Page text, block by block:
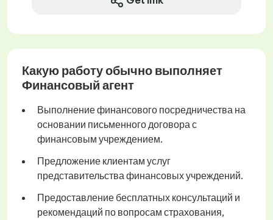
Какую работу обычно выполняет
Финансовый агент
Выполнение финансового посредничества на
основании письменного договора с
финансовым учреждением.
Предложение клиентам услуг
представительства финансовых учреждений.
Предоставление бесплатных консультаций и
рекомендаций по вопросам страхования,